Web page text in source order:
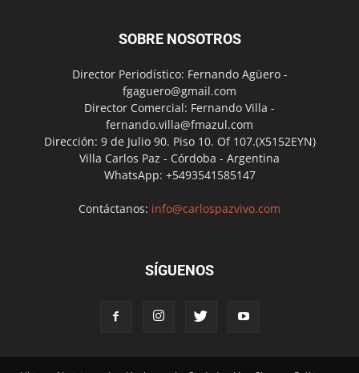
SOBRE NOSOTROS
Director Periodístico: Fernando Agüero -
fgaguero@gmail.com
Director Comercial: Fernando Villa -
fernando.villa@fmazul.com
Dirección: 9 de Julio 90. Piso 10. Of 107.(X5152EYN)
Villa Carlos Paz - Córdoba - Argentina
WhatsApp: +5493541585147
Contáctanos: info@carlospazvivo.com
SÍGUENOS